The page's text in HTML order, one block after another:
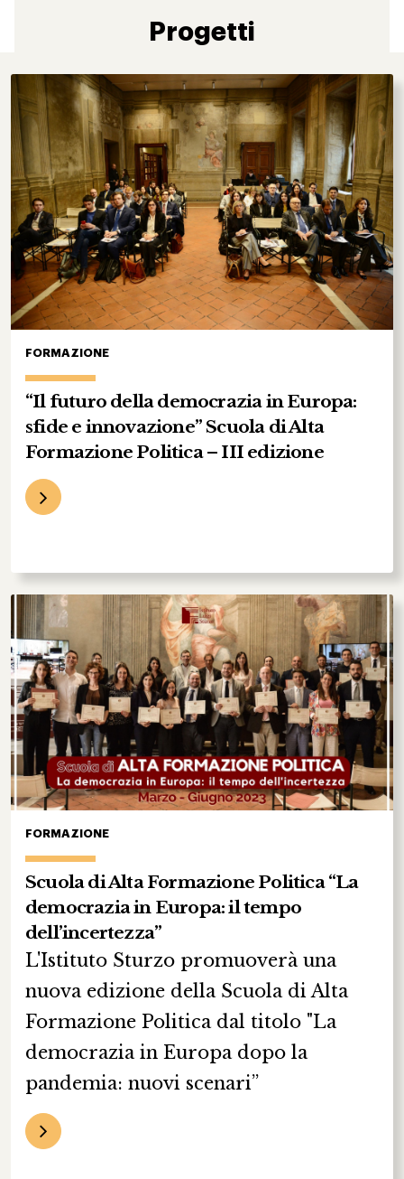
Progetti
FORMAZIONE
“Il futuro della democrazia in Europa:
sfide e innovazione” Scuola di Alta
Formazione Politica – III edizione
FORMAZIONE
Scuola di Alta Formazione Politica “La
democrazia in Europa: il tempo
dell’incertezza”
L'Istituto Sturzo promuoverà una
nuova edizione della Scuola di Alta
Formazione Politica dal titolo "La
democrazia in Europa dopo la
pandemia: nuovi scenari”